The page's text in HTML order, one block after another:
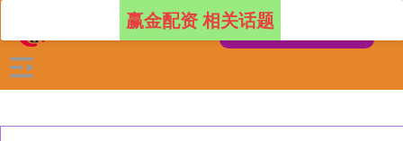
赢金配资 相关话题